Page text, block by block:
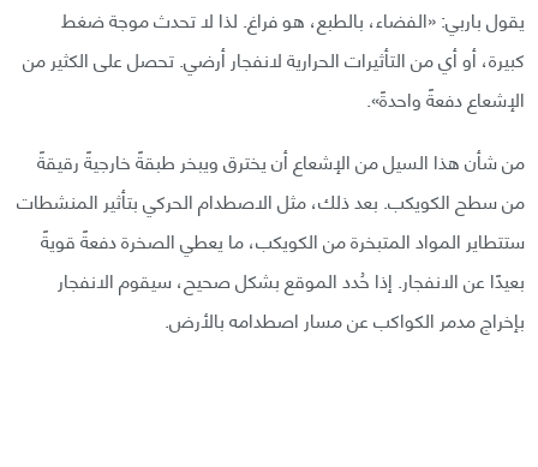
يقول باربي: «الفضاء، بالطبع، هو فراغ. لذا لا تحدث موجة ضغط
كبيرة، أو أي من التأثيرات الحرارية لانفجار أرضي. تحصل على الكثير من
الإشعاع دفعةً واحدةً».
من شأن هذا السيل من الإشعاع أن يخترق ويبخر طبقةً خارجيةً رقيقةً
من سطح الكويكب. بعد ذلك، مثل الاصطدام الحركي بتأثير المنشطات
ستتطاير المواد المتبخرة من الكويكب، ما يعطي الصخرة دفعةً قويةً
بعيدًا عن الانفجار. إذا حُدد الموقع بشكل صحيح، سيقوم الانفجار
بإخراج مدمر الكواكب عن مسار اصطدامه بالأرض.